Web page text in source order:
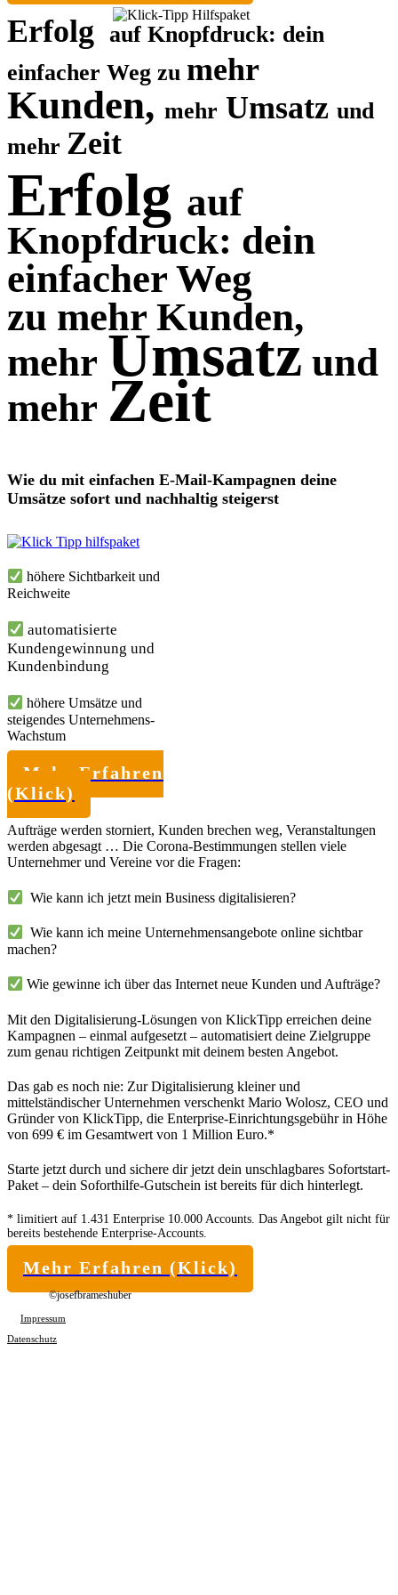
Erfolg auf Knopfdruck: dein
einfacher Weg zu mehr
Kunden, mehr Umsatz und
mehr Zeit
Erfolg auf
Knopfdruck: dein
einfacher Weg
zu mehr Kunden,
mehr Umsatz und
mehr Zeit
Wie du mit einfachen E-Mail-Kampagnen deine
Umsätze sofort und nachhaltig steigerst
höhere Sichtbarkeit und
Reichweite
automatisierte
Kundengewinnung und
Kundenbindung
höhere Umsätze und
steigendes Unternehmens-
Wachstum
Mehr Erfahren
(Klick)
Aufträge werden storniert, Kunden brechen weg, Veranstaltungen
werden abgesagt … Die Corona-Bestimmungen stellen viele
Unternehmer und Vereine vor die Fragen:
Wie kann ich jetzt mein Business digitalisieren?
Wie kann ich meine Unternehmensangebote online sichtbar
machen?
Wie gewinne ich über das Internet neue Kunden und Aufträge?
Mit den Digitalisierung-Lösungen von KlickTipp erreichen deine
Kampagnen – einmal aufgesetzt – automatisiert deine Zielgruppe
zum genau richtigen Zeitpunkt mit deinem besten Angebot.
Das gab es noch nie: Zur Digitalisierung kleiner und
mittelständischer Unternehmen verschenkt Mario Wolosz, CEO und
Gründer von KlickTipp, die Enterprise-Einrichtungsgebühr in Höhe
von 699 € im Gesamtwert von 1 Million Euro.*
Starte jetzt durch und sichere dir jetzt dein unschlagbares Sofortstart-
Paket – dein Soforthilfe-Gutschein ist bereits für dich hinterlegt.
* limitiert auf 1.431 Enterprise 10.000 Accounts. Das Angebot gilt nicht für
bereits bestehende Enterprise-Accounts.
Mehr Erfahren (Klick)
©josefbrameshuber
Impressum
Datenschutz